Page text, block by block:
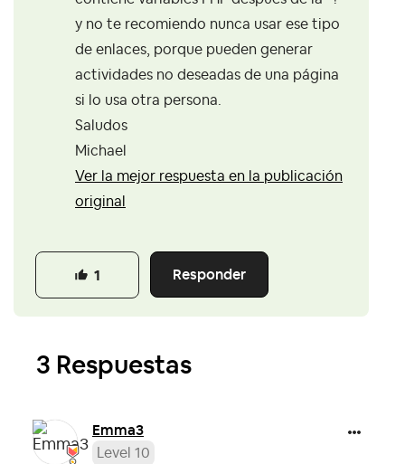
y no te recomiendo nunca usar ese tipo
de enlaces, porque pueden generar
actividades no deseadas de una página
si lo usa otra persona.
Saludos
Michael
Ver la mejor respuesta en la publicación
original
Responder
1
3 Respuestas
Emma3
Level 10